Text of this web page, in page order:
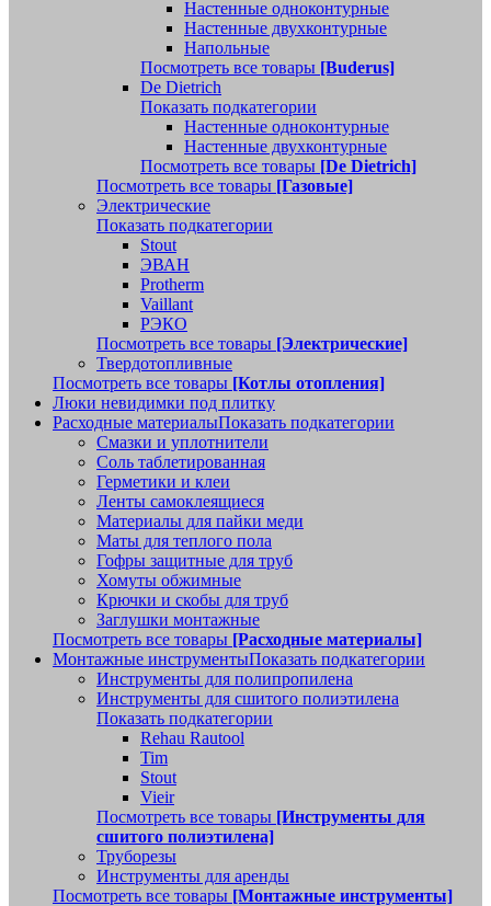
Настенные одноконтурные
Настенные двухконтурные
Напольные
Посмотреть все товары [Buderus]
De Dietrich
Показать подкатегории
Настенные одноконтурные
Настенные двухконтурные
Посмотреть все товары [De Dietrich]
Посмотреть все товары [Газовые]
Электрические
Показать подкатегории
Stout
ЭВАН
Protherm
Vaillant
РЭКО
Посмотреть все товары [Электрические]
Твердотопливные
Посмотреть все товары [Котлы отопления]
Люки невидимки под плитку
Расходные материалыПоказать подкатегории
Смазки и уплотнители
Соль таблетированная
Герметики и клеи
Ленты самоклеящиеся
Материалы для пайки меди
Маты для теплого пола
Гофры защитные для труб
Хомуты обжимные
Крючки и скобы для труб
Заглушки монтажные
Посмотреть все товары [Расходные материалы]
Монтажные инструментыПоказать подкатегории
Инструменты для полипропилена
Инструменты для сшитого полиэтилена
Показать подкатегории
Rehau Rautool
Tim
Stout
Vieir
Посмотреть все товары [Инструменты для
сшитого полиэтилена]
Труборезы
Инструменты для аренды
Посмотреть все товары [Монтажные инструменты]